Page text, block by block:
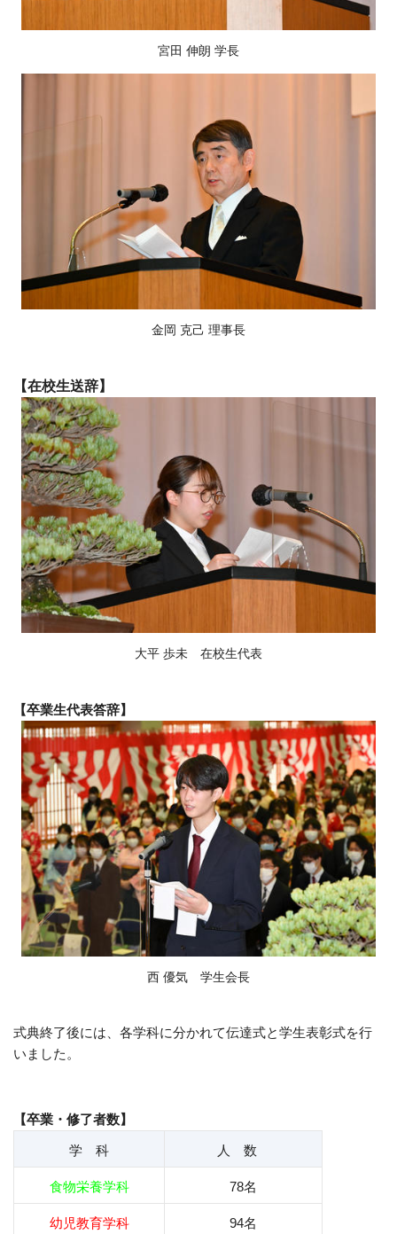
宮田 伸朗 学長
金岡 克己 理事長
【在校生送辞】
大平 歩未 在校生代表
【卒業生代表答辞】
西 優気 学生会長
式典終了後には、各学科に分かれて伝達式と学生表彰式を行
いました。
【卒業・修了者数】
学 科 人 数
食物栄養学科 78名
幼児教育学科 94名